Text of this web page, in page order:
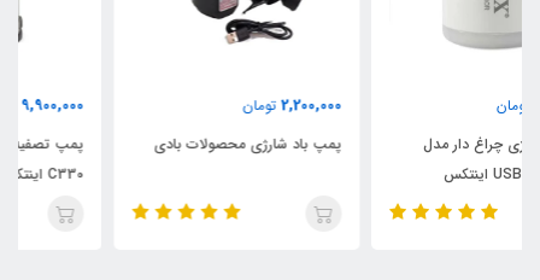
2,200,000
پمپ باد شارژی محصولات بادی
9,900,000
پمپ تصفیه آب فیلتری جدید مدل